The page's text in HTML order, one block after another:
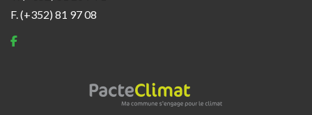
F. (+352) 81 97 08